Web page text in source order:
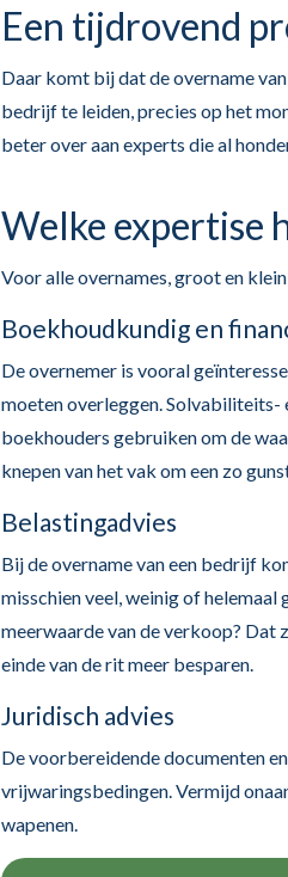
Een tijdrovend
Daar komt bij dat de overname
bedrijf te leiden, precies op het
beter over aan experts die al
Welke expertise
Voor alle overnames, groot en
Boekhoudkundig en
De overnemer is vooral
moeten overleggen.
boekhouders gebruiken om de
knepen van het vak om een zo
Belastingadvies
Bij de overname van een bedrijf
misschien veel, weinig of
meerwaarde van de verkoop? Dat
einde van de rit meer besparen.
Juridisch advies
De voorbereidende documenten
vrijwaringsbedingen. Vermijd
wapenen.